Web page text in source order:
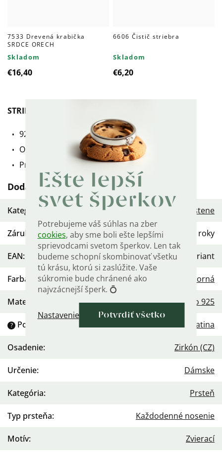
Ešte lepší
svet šperkov
Potrebujeme váš súhlas na zber
cookies, aby sme boli ešte lepšími
sprievodcami svetom šperkov. Len tak
budeme schopní skombinovať všetku
tú krásu, ktorú si zaslúžite. Vaše
súkromie bude chránené ako
najvzácnejší šperk. 💍
Nastavenie Potvrdiť všetko
7533 Drevená krabička
SRDCE ORECH
Skladom
€16,40
6606 Čistič striebra
Skladom
€6,20
STRIEBORNÝ PRSTEŇ MOUSE
925 striebro + platina + zirkón.
Originálny dizajn, kvalitný materiál.
Prstienok je označený puncom 925.
Dodatočné parametre
Kategória: Dámske strieborné prstene
Záruka 2 roky
EAN: Zvoľte variant
Farba Strieborná
Materiál Striebro 925
? Povrchová úprava Platina
Osadenie: Zirkón (CZ)
Určenie: Dámske
Kategória: Prsteň
Typ prsteňa: Každodenné nosenie
Motív: Zvierací